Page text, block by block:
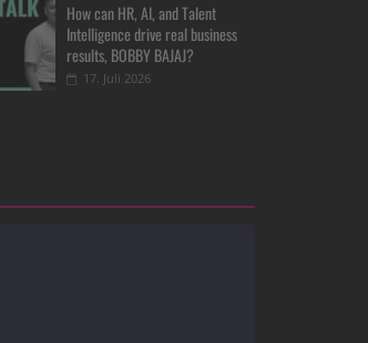
How can HR, AI, and Talent
Intelligence drive real business
results, BOBBY BAJAJ?
17. Juli 2026